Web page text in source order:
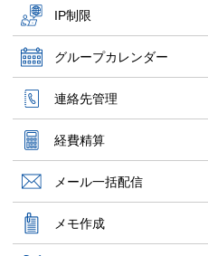
IP制限
グループカレンダー
連絡先管理
経費精算
メール一括配信
メモ作成